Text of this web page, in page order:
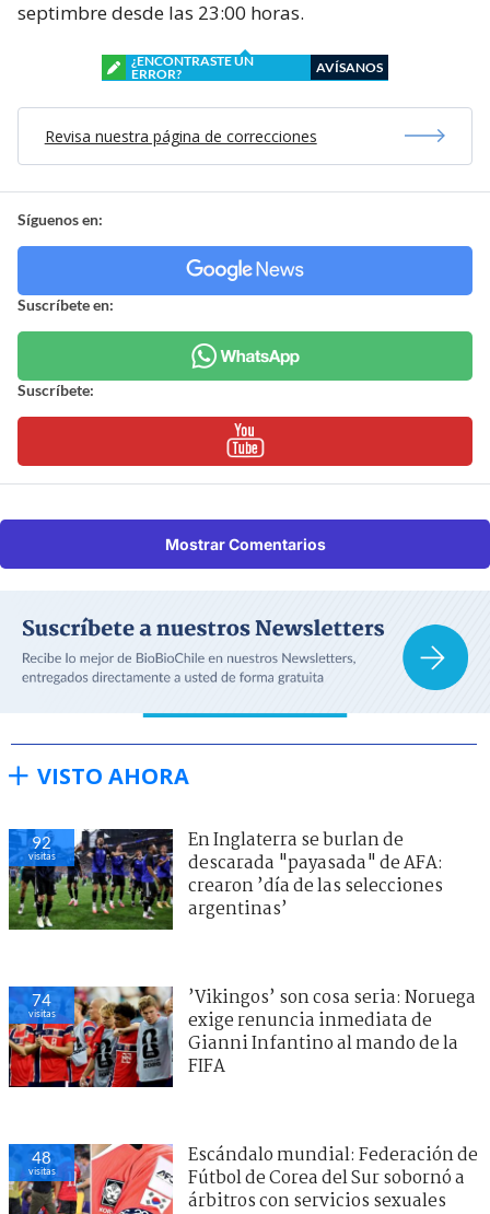
septimbre desde las 23:00 horas.
¿ENCONTRASTE UN
ERROR?
AVÍSANOS
Revisa nuestra página de correcciones
Síguenos en:
Suscríbete en:
Suscríbete:
Mostrar Comentarios
VISTO AHORA
92
visitas
En Inglaterra se burlan de
descarada "payasada" de AFA:
crearon ’día de las selecciones
argentinas’
74
visitas
’Vikingos’ son cosa seria: Noruega
exige renuncia inmediata de
Gianni Infantino al mando de la
FIFA
48
visitas
Escándalo mundial: Federación de
Fútbol de Corea del Sur sobornó a
árbitros con servicios sexuales